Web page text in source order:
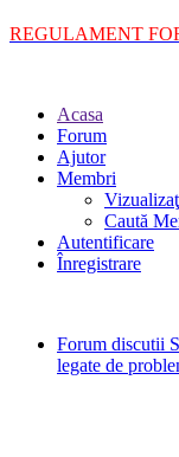
REGULAMENT
Acasa
Forum
Ajutor
Membri
Caută
Autentificare
Înregistrare
Forum discutii
legate de